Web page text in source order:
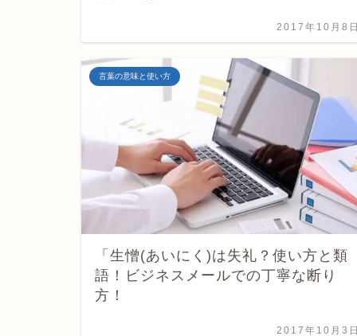
2017年10月8日
言葉の意味と使い方
「生憎(あいにく)は失礼？使い方と類
語！ビジネスメールでの丁寧な断り
方！
2017年10月3日